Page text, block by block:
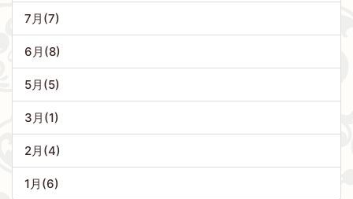
7月(7)
6月(8)
5月(5)
3月(1)
2月(4)
1月(6)